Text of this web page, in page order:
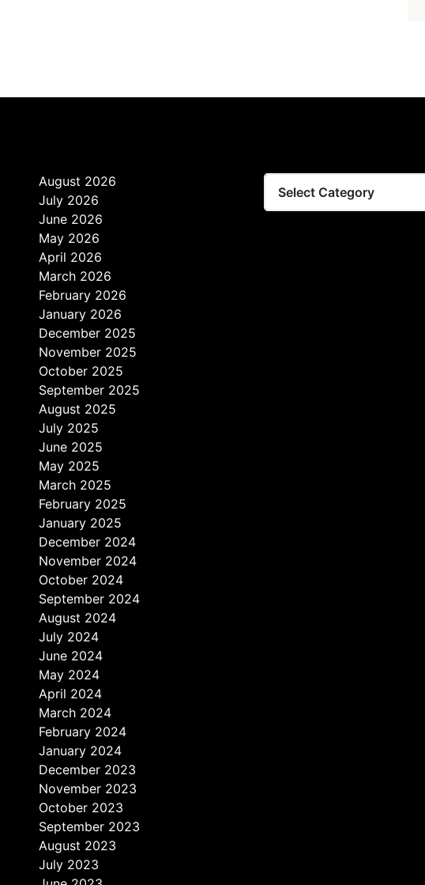
August 2026
July 2026
June 2026
May 2026
April 2026
March 2026
February 2026
January 2026
December 2025
November 2025
October 2025
September 2025
August 2025
July 2025
June 2025
May 2025
March 2025
February 2025
January 2025
December 2024
November 2024
October 2024
September 2024
August 2024
July 2024
June 2024
May 2024
April 2024
March 2024
February 2024
January 2024
December 2023
November 2023
October 2023
September 2023
August 2023
July 2023